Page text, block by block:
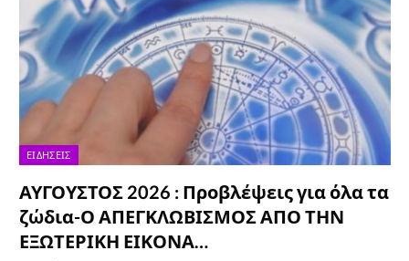
ΕΙΔΉΣΕΙΣ
ΑΥΓΟΥΣΤΟΣ 2026 : Προβλέψεις για όλα τα
ζώδια-Ο ΑΠΕΓΚΛΩΒΙΣΜΟΣ ΑΠΟ ΤΗΝ
ΕΞΩΤΕΡΙΚΗ ΕΙΚΟΝΑ…